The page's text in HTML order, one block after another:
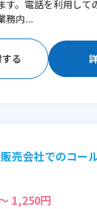
。電話を利用して
務内...
売会社でのコー
1,250円